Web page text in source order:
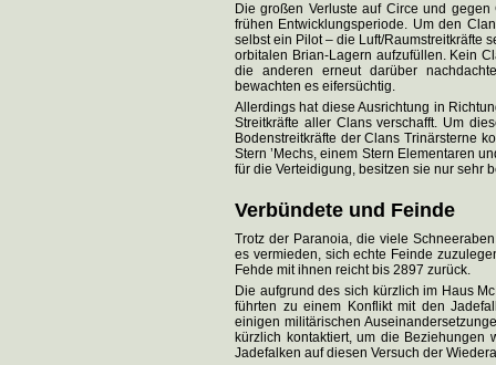
Die großen Verluste auf Circe und
frühen Entwicklungsperiode. Um den
selbst ein Pilot – die Luft/Raumstreitkräfte
orbitalen Brian-Lagern aufzufüllen. Kein
die anderen erneut darüber
bewachten es eifersüchtig.
Allerdings hat diese Ausrichtung in
Streitkräfte aller Clans verschafft. Um
Bodenstreitkräfte der Clans Trinärsterne
Stern ’Mechs, einem Stern Elementaren
für die Verteidigung, besitzen sie nur sehr
Verbündete und Feinde
Trotz der Paranoia, die viele
es vermieden, sich echte Feinde
Fehde mit ihnen reicht bis 2897 zurück.
Die aufgrund des sich kürzlich im Haus
führten zu einem Konflikt mit den
einigen militärischen
kürzlich kontaktiert, um die
Jadefalken auf diesen Versuch der